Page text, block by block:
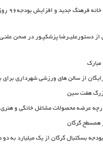
ایجاد
دستورعلیـرضا پزشکپـور در صحن علنـی
از سالن های ورزشی شهرداری برای
هفت سین
عرضه محصولات مشاغل خانگی و هنری
همسطح گرگان
بسکتبال گرگان از یک میلیارد به دو